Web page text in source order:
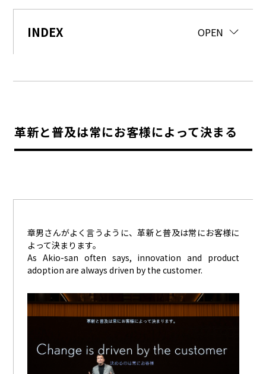
クルマ
テクノロジー
カーボンニュートラル 水素エンジン BEV 燃料電池車（FCEV）
モノづくり 日本自動車工業会（自工会）
INDEX OPEN
CLOSE
革新と普及は常にお客様によって決まる
章男さんがよく言うように、革新と普及は常にお客様に
よって決まります。
As Akio-san often says, innovation and product
adoption are always driven by the customer.